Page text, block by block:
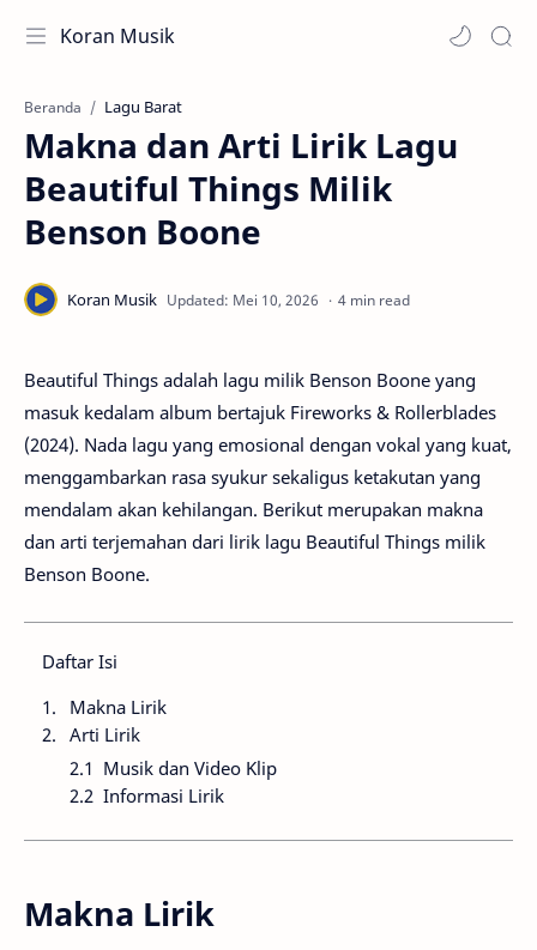
Koran Musik
Beranda Lagu Barat
Makna dan Arti Lirik Lagu
Beautiful Things Milik
Benson Boone
4 min read
Beautiful Things adalah lagu milik Benson Boone yang
masuk kedalam album bertajuk Fireworks & Rollerblades
(2024). Nada lagu yang emosional dengan vokal yang kuat,
menggambarkan rasa syukur sekaligus ketakutan yang
mendalam akan kehilangan. Berikut merupakan makna
dan arti terjemahan dari lirik lagu Beautiful Things milik
Benson Boone.
Daftar Isi
Makna Lirik
Arti Lirik
Musik dan Video Klip
Informasi Lirik
Makna Lirik